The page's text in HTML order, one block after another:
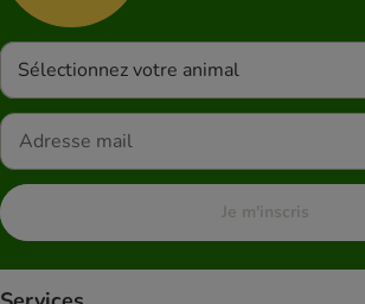
Sélectionnez votre animal
Je m'inscris